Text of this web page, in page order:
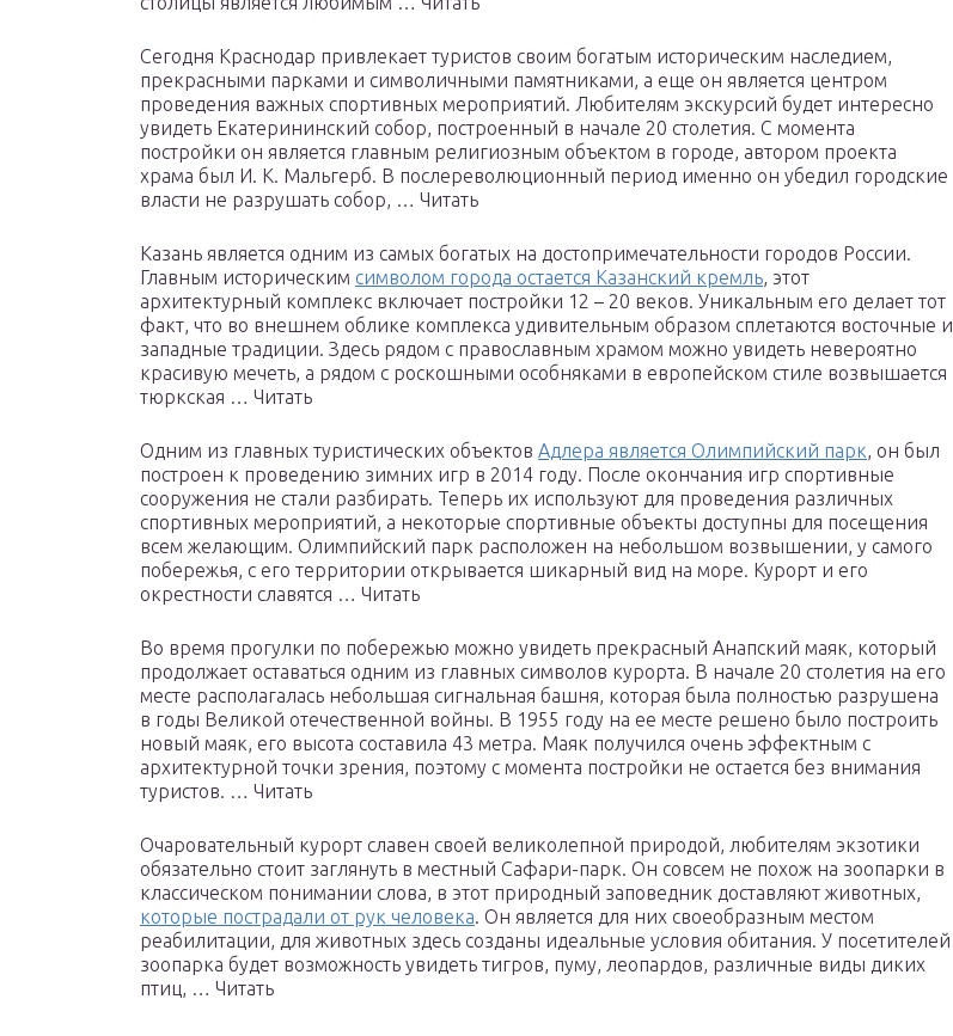
Сегодня Краснодар привлекает туристов своим богатым историческим наследием,
прекрасными парками и символичными памятниками, а еще он является центром
проведения важных спортивных мероприятий. Любителям экскурсий будет интересно
увидеть Екатерининский собор, построенный в начале 20 столетия. С момента
постройки он является главным религиозным объектом в городе, автором проекта
храма был И. К. Мальгерб. В послереволюционный период именно он убедил городские
власти не разрушать собор, … Читать
Казань является одним из самых богатых на достопримечательности городов России.
Главным историческим символом города остается Казанский кремль, этот
архитектурный комплекс включает постройки 12 – 20 веков. Уникальным его делает тот
факт, что во внешнем облике комплекса удивительным образом сплетаются восточные и
западные традиции. Здесь рядом с православным храмом можно увидеть невероятно
красивую мечеть, а рядом с роскошными особняками в европейском стиле возвышается
тюркская … Читать
Одним из главных туристических объектов Адлера является Олимпийский парк, он был
построен к проведению зимних игр в 2014 году. После окончания игр спортивные
сооружения не стали разбирать. Теперь их используют для проведения различных
спортивных мероприятий, а некоторые спортивные объекты доступны для посещения
всем желающим. Олимпийский парк расположен на небольшом возвышении, у самого
побережья, с его территории открывается шикарный вид на море. Курорт и его
окрестности славятся … Читать
Во время прогулки по побережью можно увидеть прекрасный Анапский маяк, который
продолжает оставаться одним из главных символов курорта. В начале 20 столетия на его
месте располагалась небольшая сигнальная башня, которая была полностью разрушена
в годы Великой отечественной войны. В 1955 году на ее месте решено было построить
новый маяк, его высота составила 43 метра. Маяк получился очень эффектным с
архитектурной точки зрения, поэтому с момента постройки не остается без внимания
туристов. … Читать
Очаровательный курорт славен своей великолепной природой, любителям экзотики
обязательно стоит заглянуть в местный Сафари-парк. Он совсем не похож на зоопарки в
классическом понимании слова, в этот природный заповедник доставляют животных,
которые пострадали от рук человека. Он является для них своеобразным местом
реабилитации, для животных здесь созданы идеальные условия обитания. У посетителей
зоопарка будет возможность увидеть тигров, пуму, леопардов, различные виды диких
птиц, … Читать